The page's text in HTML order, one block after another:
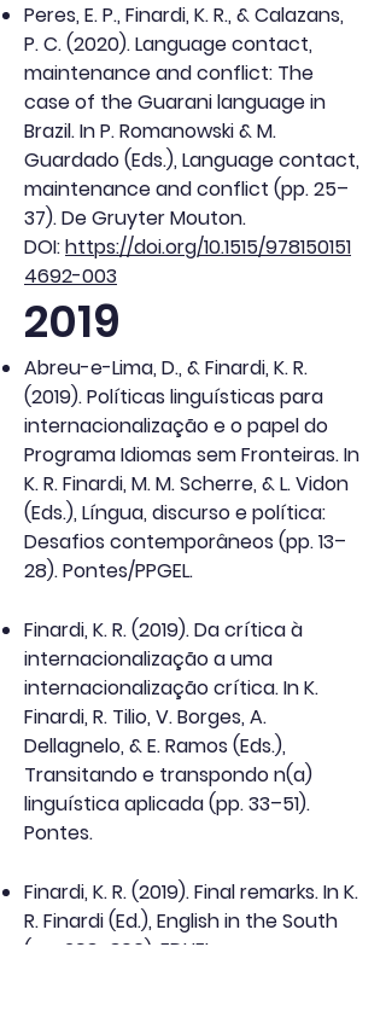
Peres, E. P., Finardi, K. R., & Calazans,
P. C. (2020). Language contact,
maintenance and conflict: The
case of the Guarani language in
Brazil. In P. Romanowski & M.
Guardado (Eds.), Language contact,
maintenance and conflict (pp. 25–
37). De Gruyter Mouton.
DOI:https://doi.org/10.1515/978150151
4692-003
2019
Abreu-e-Lima, D., & Finardi, K. R.
(2019). Políticas linguísticas para
internacionalização e o papel do
Programa Idiomas sem Fronteiras. In
K. R. Finardi, M. M. Scherre, & L. Vidon
(Eds.), Língua, discurso e política:
Desafios contemporâneos (pp. 13–
28). Pontes/PPGEL.
Finardi, K. R. (2019). Da crítica à
internacionalização a uma
internacionalização crítica. In K.
Finardi, R. Tilio, V. Borges, A.
Dellagnelo, & E. Ramos (Eds.),
Transitando e transpondo n(a)
linguística aplicada (pp. 33–51).
Pontes.
Finardi, K. R. (2019). Final remarks. In K.
R. Finardi (Ed.), English in the South
(pp. 293–306). EDUEL.